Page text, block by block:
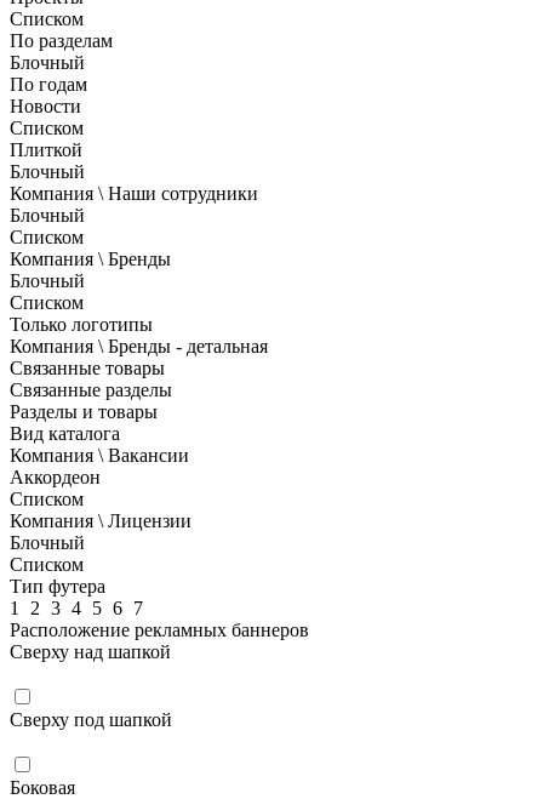
Списком
По разделам
Блочный
По годам
Новости
Списком
Плиткой
Блочный
Компания \ Наши сотрудники
Блочный
Списком
Компания \ Бренды
Блочный
Списком
Только логотипы
Компания \ Бренды - детальная
Связанные товары
Связанные разделы
Разделы и товары
Вид каталога
Компания \ Вакансии
Аккордеон
Списком
Компания \ Лицензии
Блочный
Списком
Тип футера
1
2 3 4 5 6 7
Расположение рекламных баннеров
Сверху над шапкой
Сверху под шапкой
Боковая